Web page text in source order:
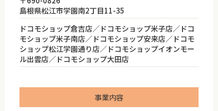
島根県松江市学園南2丁目11-35
ドコモショップ倉吉店／ドコモショップ米子店／ドコ
モショップ米子南店／ドコモショップ安来店／ドコモ
ショップ松江学園通り店／ドコモショップイオンモー
ル出雲店／ドコモショップ大田店
事業内容